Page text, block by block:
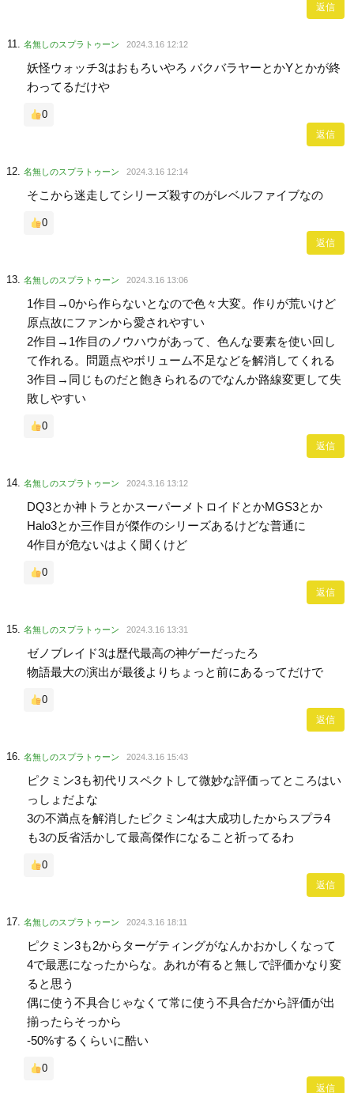
返信
名無しのスプラトゥーン 2024.3.16 12:12
妖怪ウォッチ3はおもろいやろ バクバラヤーとかYとかが終
わってるだけや
0
返信
名無しのスプラトゥーン 2024.3.16 12:14
そこから迷走してシリーズ殺すのがレベルファイブなの
0
返信
名無しのスプラトゥーン 2024.3.16 13:06
1作目→0から作らないとなので色々大変。作りが荒いけど
原点故にファンから愛されやすい
2作目→1作目のノウハウがあって、色んな要素を使い回し
て作れる。問題点やボリューム不足などを解消してくれる
3作目→同じものだと飽きられるのでなんか路線変更して失
敗しやすい
0
返信
名無しのスプラトゥーン 2024.3.16 13:12
DQ3とか神トラとかスーパーメトロイドとかMGS3とか
Halo3とか三作目が傑作のシリーズあるけどな普通に
4作目が危ないはよく聞くけど
0
返信
名無しのスプラトゥーン 2024.3.16 13:31
ゼノブレイド3は歴代最高の神ゲーだったろ
物語最大の演出が最後よりちょっと前にあるってだけで
0
返信
名無しのスプラトゥーン 2024.3.16 15:43
ピクミン3も初代リスペクトして微妙な評価ってところはい
っしょだよな
3の不満点を解消したピクミン4は大成功したからスプラ4
も3の反省活かして最高傑作になること祈ってるわ
0
返信
名無しのスプラトゥーン 2024.3.16 18:11
ピクミン3も2からターゲティングがなんかおかしくなって
4で最悪になったからな。あれが有ると無しで評価かなり変
ると思う
偶に使う不具合じゃなくて常に使う不具合だから評価が出
揃ったらそっから
-50%するくらいに酷い
0
返信